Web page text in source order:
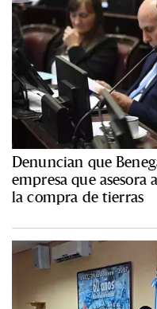
Denuncian que
empresa que asesora
la compra de tierras